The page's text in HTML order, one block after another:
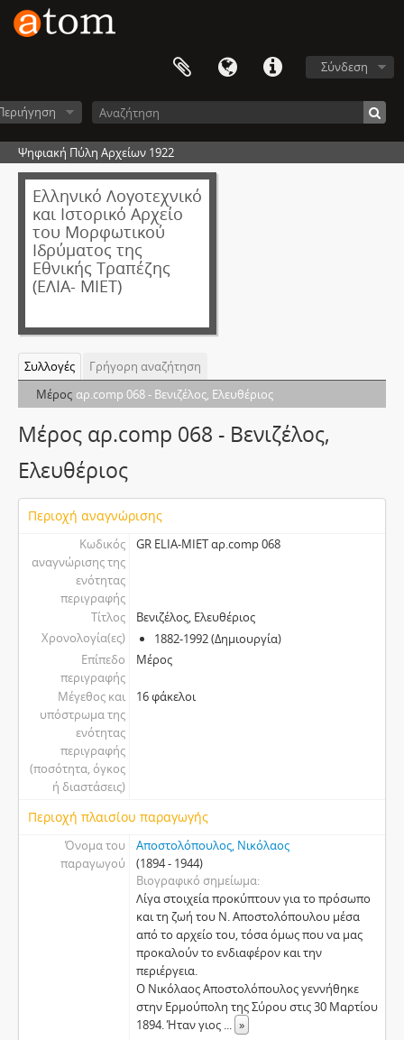
Σύνδεση
Ψηφιακή Πύλη Αρχείων 1922
Ελληνικό Λογοτεχνικό
και Ιστορικό Αρχείο
του Μορφωτικού
Ιδρύματος της
Εθνικής Τραπέζης
(ΕΛΙΑ- ΜΙΕΤ)
Συλλογές
Γρήγορη αναζήτηση
Μέρος αρ.comp 068 - Βενιζέλος, Ελευθέριος
Μέρος αρ.comp 068 - Βενιζέλος,
Ελευθέριος
Περιοχή αναγνώρισης
Κωδικός
αναγνώρισης της
ενότητας
περιγραφής
GR ELIA-MIET αρ.comp 068
Τίτλος
Βενιζέλος, Ελευθέριος
Χρονολογία(ες)
1882-1992 (Δημιουργία)
Επίπεδο
περιγραφής
Μέρος
Μέγεθος και
υπόστρωμα της
ενότητας
περιγραφής
(ποσότητα, όγκος
ή διαστάσεις)
16 φάκελοι
Περιοχή πλαισίου παραγωγής
Όνομα του
παραγωγού
Αποστολόπουλος, Νικόλαος
(1894 - 1944)
Βιογραφικό σημείωμα
Λίγα στοιχεία προκύπτουν για το πρόσωπο
και τη ζωή του Ν. Αποστολόπουλου μέσα
από το αρχείο του, τόσα όμως που να μας
προκαλούν το ενδιαφέρον και την
περιέργεια.
Ο Νικόλαος Αποστολόπουλος γεννήθηκε
στην Ερμούπολη της Σύρου στις 30 Μαρτίου
1894. Ήταν γιος ... »